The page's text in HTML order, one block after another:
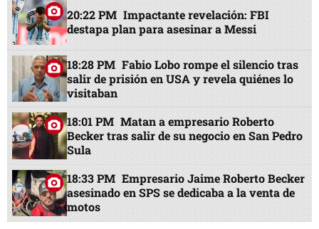
20:22 PM Impactante revelación: FBI
destapa plan para asesinar a Messi
18:28 PM Fabio Lobo rompe el silencio tras
salir de prisión en USA y revela quiénes lo
visitaban
18:01 PM Matan a empresario Roberto
Becker tras salir de su negocio en San Pedro
Sula
18:33 PM Empresario Jaime Roberto Becker
asesinado en SPS se dedicaba a la venta de
motos